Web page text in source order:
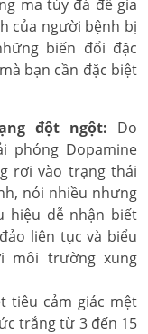
ma túy đá để gia
của người bệnh bị
biến đổi đặc
bạn cần đặc biệt
đột ngột: Do
phóng Dopamine
rơi vào trạng thái
nói nhiều nhưng
hiệu dễ nhận biết
liên tục và biểu
môi trường xung
tiêu cảm giác mệt
trắng từ 3 đến 15